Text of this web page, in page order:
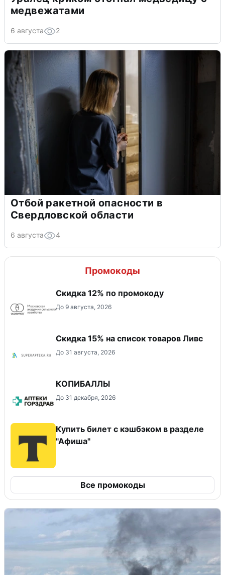
медвежатами
6 августа 2
Отбой ракетной опасности в
Свердловской области
6 августа 4
Промокоды
Скидка 12% по промокоду
До 9 августа, 2026
Скидка 15% на список товаров Ливс
До 31 августа, 2026
КОПИБАЛЛЫ
До 31 декабря, 2026
Купить билет с кэшбэком в разделе
"Афиша"
Все промокоды